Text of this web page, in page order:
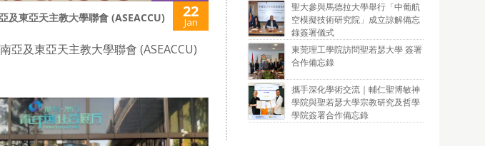
及東亞天主教大學聯會 (ASEACCU) 22
Jan
亞及東亞天主教大學聯會 (ASEACCU)
聖大參與馬德拉大學舉行「中葡航
空模擬技術研究院」成立諒解備忘
錄簽署儀式
東莞理工學院訪問聖若瑟大學 簽署
合作備忘錄
攜手深化學術交流｜輔仁聖博敏神
學院與聖若瑟大學宗教研究及哲學
學院簽署合作備忘錄